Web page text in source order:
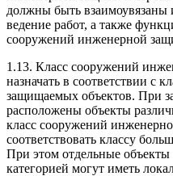
должны быть взаимоувязаны
ведение работ, а также
сооружений инженерной
1.13. Класс сооружений
назначать в соответствии с
защищаемых объектов. При
расположены объекты
класс сооружений
соответствовать классу
При этом отдельные
категорией могут иметь